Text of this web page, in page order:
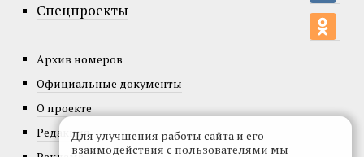
Спецпроекты
Архив номеров
Официальные документы
О проекте
РедакцияДля улучшения работы сайта и его
взаимодействия с пользователями мы